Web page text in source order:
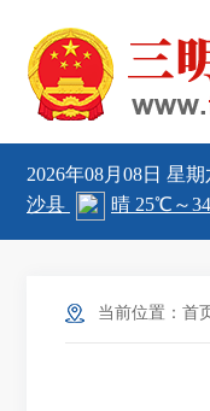
2026年08月08日 星期
当前位置： 首